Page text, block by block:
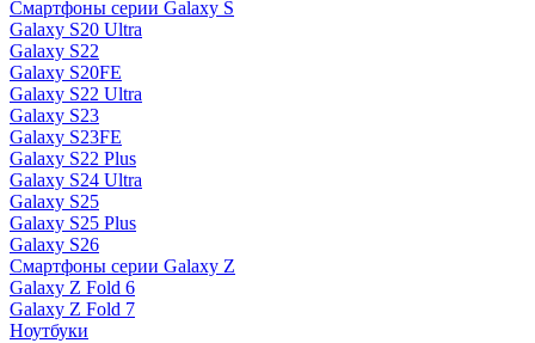
Смартфоны серии Galaxy S
Galaxy S20 Ultra
Galaxy S22
Galaxy S20FE
Galaxy S22 Ultra
Galaxy S23
Galaxy S23FE
Galaxy S22 Plus
Galaxy S24 Ultra
Galaxy S25
Galaxy S25 Plus
Galaxy S26
Смартфоны серии Galaxy Z
Galaxy Z Fold 6
Galaxy Z Fold 7
Ноутбуки